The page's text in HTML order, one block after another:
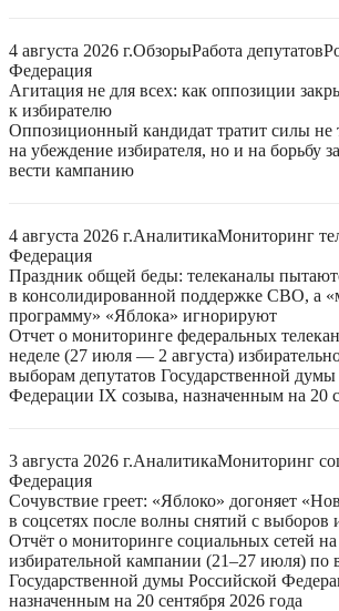
4 августа 2026 г.ОбзорыРабота депутатов
Федерация
Агитация не для всех: как оппозиции
к избирателю
Оппозиционный кандидат тратит силы не
на убеждение избирателя, но и на борьбу
вести кампанию
4 августа 2026 г.АналитикаМониторинг
Федерация
Праздник общей беды: телеканалы
в консолидированной поддержке СВО, а
программу» «Яблока» игнорируют
Отчет о мониторинге федеральных
неделе (27 июля — 2 августа)
выборам депутатов Государственной
Федерации IX созыва, назначенным на 20
3 августа 2026 г.АналитикаМониторинг
Федерация
Сочувствие греет: «Яблоко» догоняет
в соцсетях после волны снятий с выборов
Отчёт о мониторинге социальных сетей
избирательной кампании (21–27 июля) по
Государственной думы Российской
назначенным на 20 сентября 2026 года